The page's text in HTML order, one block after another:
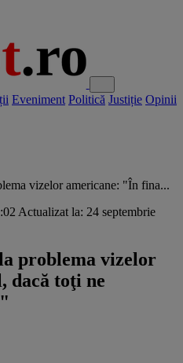
Eveniment Politică Justiție Opinii
vizelor americane: "În fina...
Actualizat la: 24 septembrie
problema vizelor
dacă toţi ne